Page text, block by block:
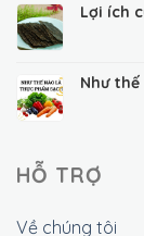
Lợi ích
Như
HỖ TRỢ
Về chúng tôi